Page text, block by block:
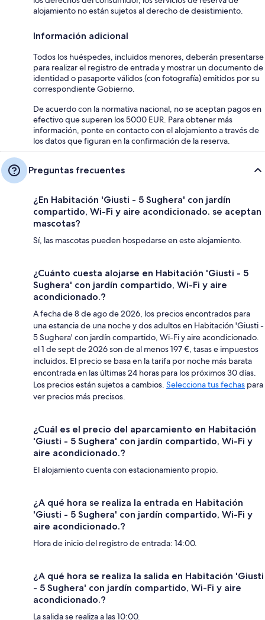
alojamiento no están sujetos al derecho de desistimiento.
Información adicional
Todos los huéspedes, incluidos menores, deberán presentarse
para realizar el registro de entrada y mostrar un documento de
identidad o pasaporte válidos (con fotografía) emitidos por su
correspondiente Gobierno.
De acuerdo con la normativa nacional, no se aceptan pagos en
efectivo que superen los 5000 EUR. Para obtener más
información, ponte en contacto con el alojamiento a través de
los datos que figuran en la confirmación de la reserva.
Preguntas frecuentes
¿En Habitación 'Giusti - 5 Sughera' con jardín
compartido, Wi-Fi y aire acondicionado. se aceptan
mascotas?
Sí, las mascotas pueden hospedarse en este alojamiento.
¿Cuánto cuesta alojarse en Habitación 'Giusti - 5
Sughera' con jardín compartido, Wi-Fi y aire
acondicionado.?
A fecha de 8 de ago de 2026, los precios encontrados para
una estancia de una noche y dos adultos en Habitación 'Giusti -
5 Sughera' con jardín compartido, Wi-Fi y aire acondicionado.
el 1 de sept de 2026 son de al menos 197 €, tasas e impuestos
incluidos. El precio se basa en la tarifa por noche más barata
encontrada en las últimas 24 horas para los próximos 30 días.
Los precios están sujetos a cambios. Selecciona tus fechas para
ver precios más precisos.
¿Cuál es el precio del aparcamiento en Habitación
'Giusti - 5 Sughera' con jardín compartido, Wi-Fi y
aire acondicionado.?
El alojamiento cuenta con estacionamiento propio.
¿A qué hora se realiza la entrada en Habitación
'Giusti - 5 Sughera' con jardín compartido, Wi-Fi y
aire acondicionado.?
Hora de inicio del registro de entrada: 14:00.
¿A qué hora se realiza la salida en Habitación 'Giusti
- 5 Sughera' con jardín compartido, Wi-Fi y aire
acondicionado.?
La salida se realiza a las 10:00.